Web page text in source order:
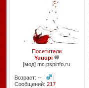
Посетители
Yuuupi
[мод] mc.pspinfo.ru
Возраст: -- |
|
Сообщений: 217